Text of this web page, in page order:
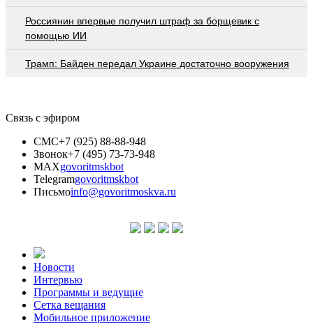
Россиянин впервые получил штраф за борщевик с
помощью ИИ
Трамп: Байден передал Украине достаточно вооружения
Связь с эфиром
СМС+7 (925) 88-88-948
Звонок+7 (495) 73-73-948
MAXgovoritmskbot
Telegramgovoritmskbot
Письмоinfo@govoritmoskva.ru
Новости
Интервью
Программы и ведущие
Сетка вещания
Мобильное приложение